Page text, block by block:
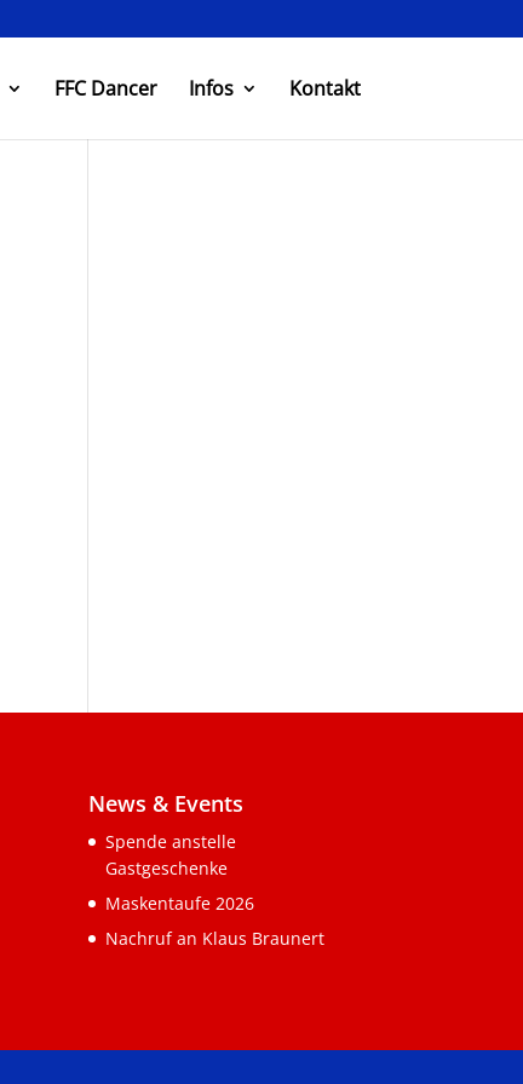
FFC Dancer Infos Kontakt
News & Events
Spende anstelle
Gastgeschenke
Maskentaufe 2026
Nachruf an Klaus Braunert